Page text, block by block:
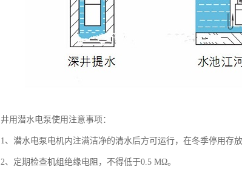
井用潜水电泵使用注意事项：
1、潜水电泵电机内注满洁净的清水后方可运行，在冬季停用存
2、定期检查机组绝缘电阻，不得低于0.5 MΩ。